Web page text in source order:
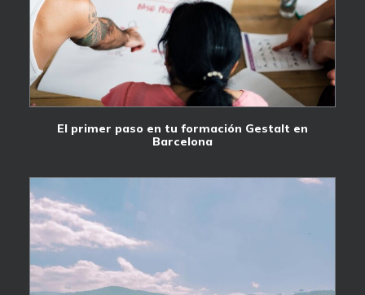
El primer paso en tu formación Gestalt en
Barcelona